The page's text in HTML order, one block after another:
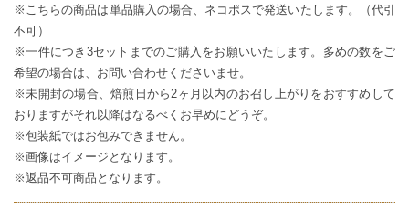
※こちらの商品は単品購入の場合、ネコポスで発送いたします。（代引
不可）
※一件につき3セットまでのご購入をお願いいたします。多めの数をご
希望の場合は、お問い合わせくださいませ。
※未開封の場合、焙煎日から2ヶ月以内のお召し上がりをおすすめして
おりますがそれ以降はなるべくお早めにどうぞ。
※包装紙ではお包みできません。
※画像はイメージとなります。
※返品不可商品となります。